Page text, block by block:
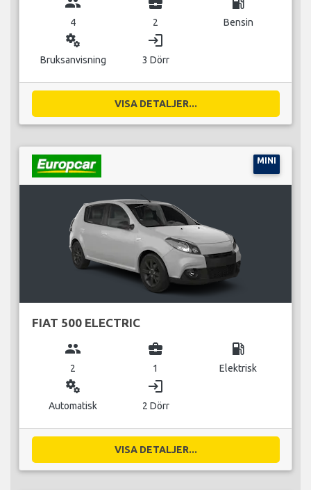
4 2 Bensin
miscellaneous_services
Bruksanvisning
login
3 Dörr
VISA DETALJER...
MINI
FIAT 500 ELECTRIC
group
2
business_center
1
local_gas_station
Elektrisk
miscellaneous_services
Automatisk
login
2 Dörr
VISA DETALJER...